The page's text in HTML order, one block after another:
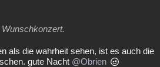
als die wahrheit sehen, ist es auch die
gute Nacht @Obrien